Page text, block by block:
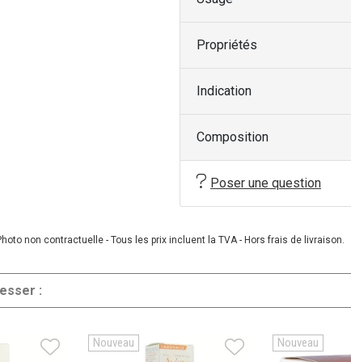
Propriétés
Indication
Composition
Poser une question
non contractuelle - Tous les prix incluent la TVA - Hors frais de livraison.
:
Nouveau Nouveau